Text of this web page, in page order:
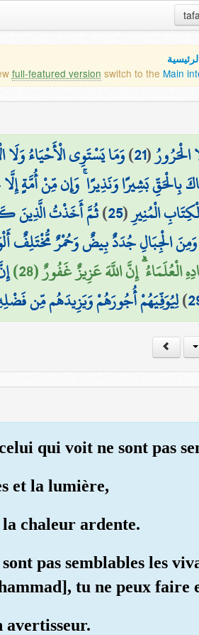
full-featured version switch to the Main
الْحَرُورُ(
21
)وَمَا يَسْتَوِي الْأَحْيَاءُ
بِالْحَقِّ بَشِيرًا وَنَذِيرًا ۚ وَإِن مِّنْ أُمَّةٍ
الْمُنِيرِ(
25
)ثُمَّ أَخَذْتُ الَّذِينَ
وَمِنَ الْجِبَالِ جُدَدٌ بِيضٌ وَحُمْرٌ مُّخْتَلِفٌ
إِنَّ اللَّهَ عَزِيزٌ غَفُورٌ (28)
)لِيُوَفِّيَهُمْ أُجُورَهُمْ وَيَزِيدَهُم مِّن
qui voit ne sont pas
et la lumière,
chaleur ardente.
sont pas semblables les
tu ne peux faire
avertisseur.